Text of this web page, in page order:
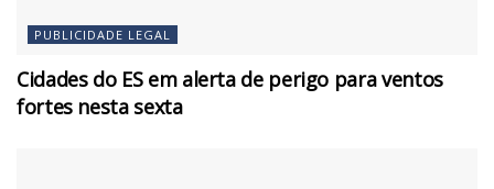
PUBLICIDADE LEGAL
Cidades do ES em alerta de perigo para ventos
fortes nesta sexta